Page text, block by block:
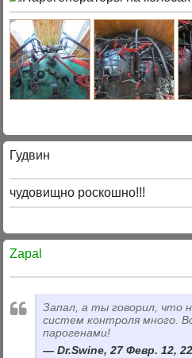
Гудвин
чудовищно роскошно!!!
Zapal
Запал, а ты говорил, что
систем контроля много.
парогенами!
Dr.Swine, 27 Февр. 12,